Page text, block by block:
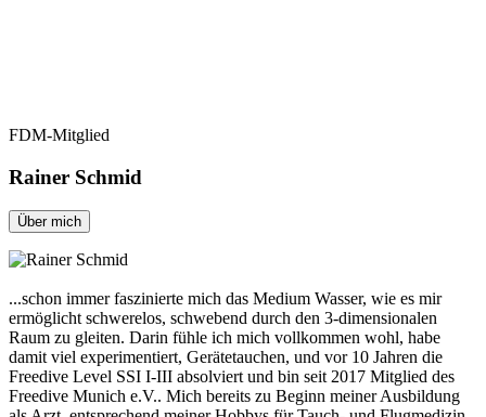
FDM-Mitglied
Rainer Schmid
Über mich
...schon immer faszinierte mich das Medium Wasser, wie es mir
ermöglicht schwerelos, schwebend durch den 3-dimensionalen
Raum zu gleiten. Darin fühle ich mich vollkommen wohl, habe
damit viel experimentiert, Gerätetauchen, und vor 10 Jahren die
Freedive Level SSI I-III absolviert und bin seit 2017 Mitglied des
Freedive Munich e.V.. Mich bereits zu Beginn meiner Ausbildung